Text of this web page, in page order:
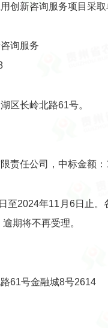
创新咨询服务项目采
询服务
区长岭北路61号。
责任公司，中标金额：
至2024年11月6日止
期将不再受理。
61号金融城8号2614